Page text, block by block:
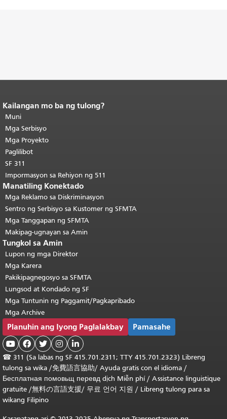
Katapusan ng nilalaman ng
pahina.
pahinang ito ay nauulit sa bawat
pahina.Bumalik sa tuktok ng
pangunahing nilalaman
Kailangan mo ba ng tulong?
Muni
Mga Serbisyo
Mga Proyekto
Paglilibot
SF 311
Impormasyon sa Rehiyon ng 511
Manatiling Konektado
Mga Reklamo sa Diskriminasyon
Sentro ng Serbisyo sa Kustomer ng SFMTA
Mga Tanggapan ng SFMTA
Makipag-ugnayan sa Amin
Tungkol sa Amin
Lupon ng mga Direktor
Mga Karera
Pakikipagnegosyo sa SFMTA
Lungsod at Kondado ng SF
Mga Tuntunin ng Paggamit/Pagkapribado
Mga Archive
Planuhin ang Iyong Paglalakbay Pamasahe
    
☎ 311 (Sa labas ng SF 415.701.2311; TTY 415.701.2323) Libreng
tulong sa wika /免費語言協助/ Ayuda gratis con el idioma /
Бесплатная помовьщ перевд dịch Miễn phí/ Assistance linguistique
gratuite /無料の言語支援/ 무료 언어 지원 / Libreng tulong para sa
wikang Filipino